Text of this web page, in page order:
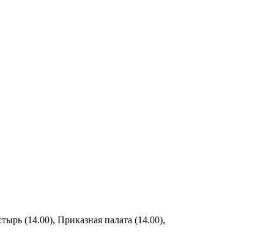
(14.00), Приказная палата (14.00),